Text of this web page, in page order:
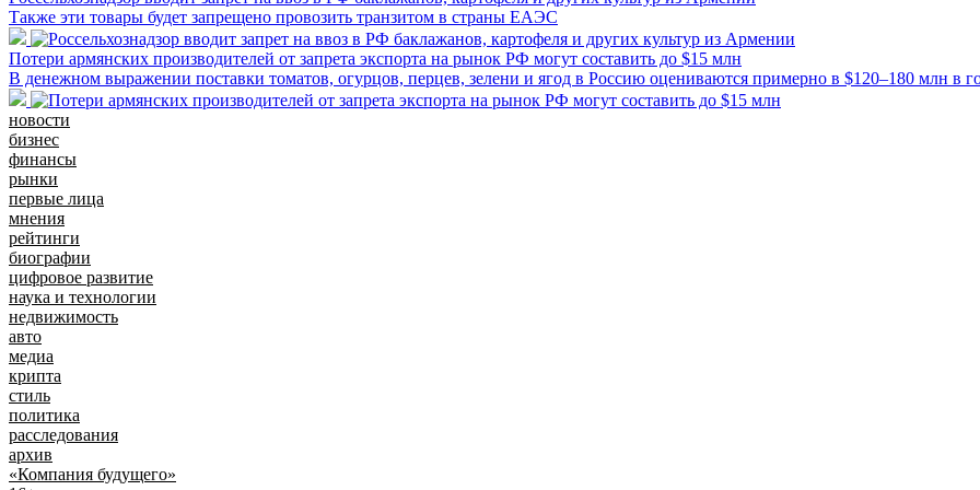
Также эти товары будет запрещено провозить транзитом в страны ЕАЭС
Потери армянских производителей от запрета экспорта на рынок РФ могут составить до $15 млн
В денежном выражении поставки томатов, огурцов, перцев, зелени и ягод в Россию оцениваются примерно в $120–180 млн в
новости
бизнес
финансы
рынки
первые лица
мнения
рейтинги
биографии
цифровое развитие
наука и технологии
недвижимость
авто
медиа
крипта
стиль
политика
расследования
архив
«Компания будущего»